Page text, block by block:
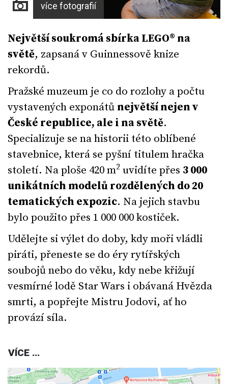
více fotografií
Největší soukromá sbírkaLEGO® na
světě, zapsaná v Guinnessově knize
rekordů.
Pražské muzeum je co do rozlohy a počtu
vystavených exponátů největší nejen v
České republice, ale i na světě.
Specializuje se na historii této oblíbené
stavebnice, která se pyšní titulem hračka
století. Na ploše 420 m2 uvidíte přes 3 000
unikátních modelů rozdělených do 20
tematických expozic. Na jejich stavbu
bylo použito přes 1 000 000 kostiček.
Udělejte si výlet do doby, kdy moři vládli
piráti, přeneste se do éry rytířských
soubojů nebo do věku, kdy nebe křižují
vesmírné lodě Star Wars i obávaná Hvězda
smrti, a popřejte Mistru Jodovi, ať ho
provází síla.
VÍCE ...